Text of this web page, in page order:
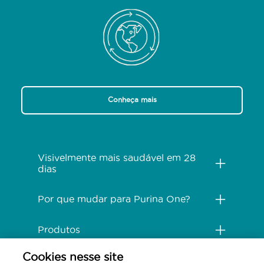
Conheça mais
Visivelmente mais saudável em 28
dias
Por que mudar para Purina One?
Produtos
Comprometido com o planeta
Cookies nesse site